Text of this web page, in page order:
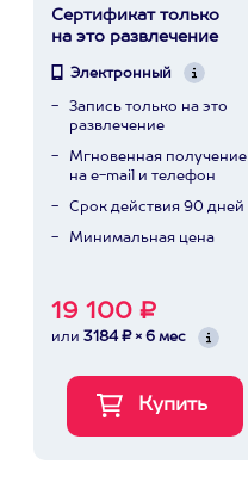
Сертификат только
на это развлечение
Электронный
Запись только на это
развлечение
Мгновенная получение
на e-mail и телефон
Срок действия 90 дней
Минимальная цена
19 100 ₽
или 3184 ₽ × 6 мес